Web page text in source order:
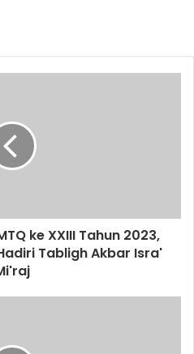
ke XXIII Tahun 2023,
Tabligh Akbar Isra'